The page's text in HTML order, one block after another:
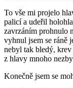
To vše mi projelo
palicí a udeřil
zavrzáním prohnulo
vyhnul jsem se ráně
nebyl tak bledý, krev
z hlavy mnoho
Konečně jsem se